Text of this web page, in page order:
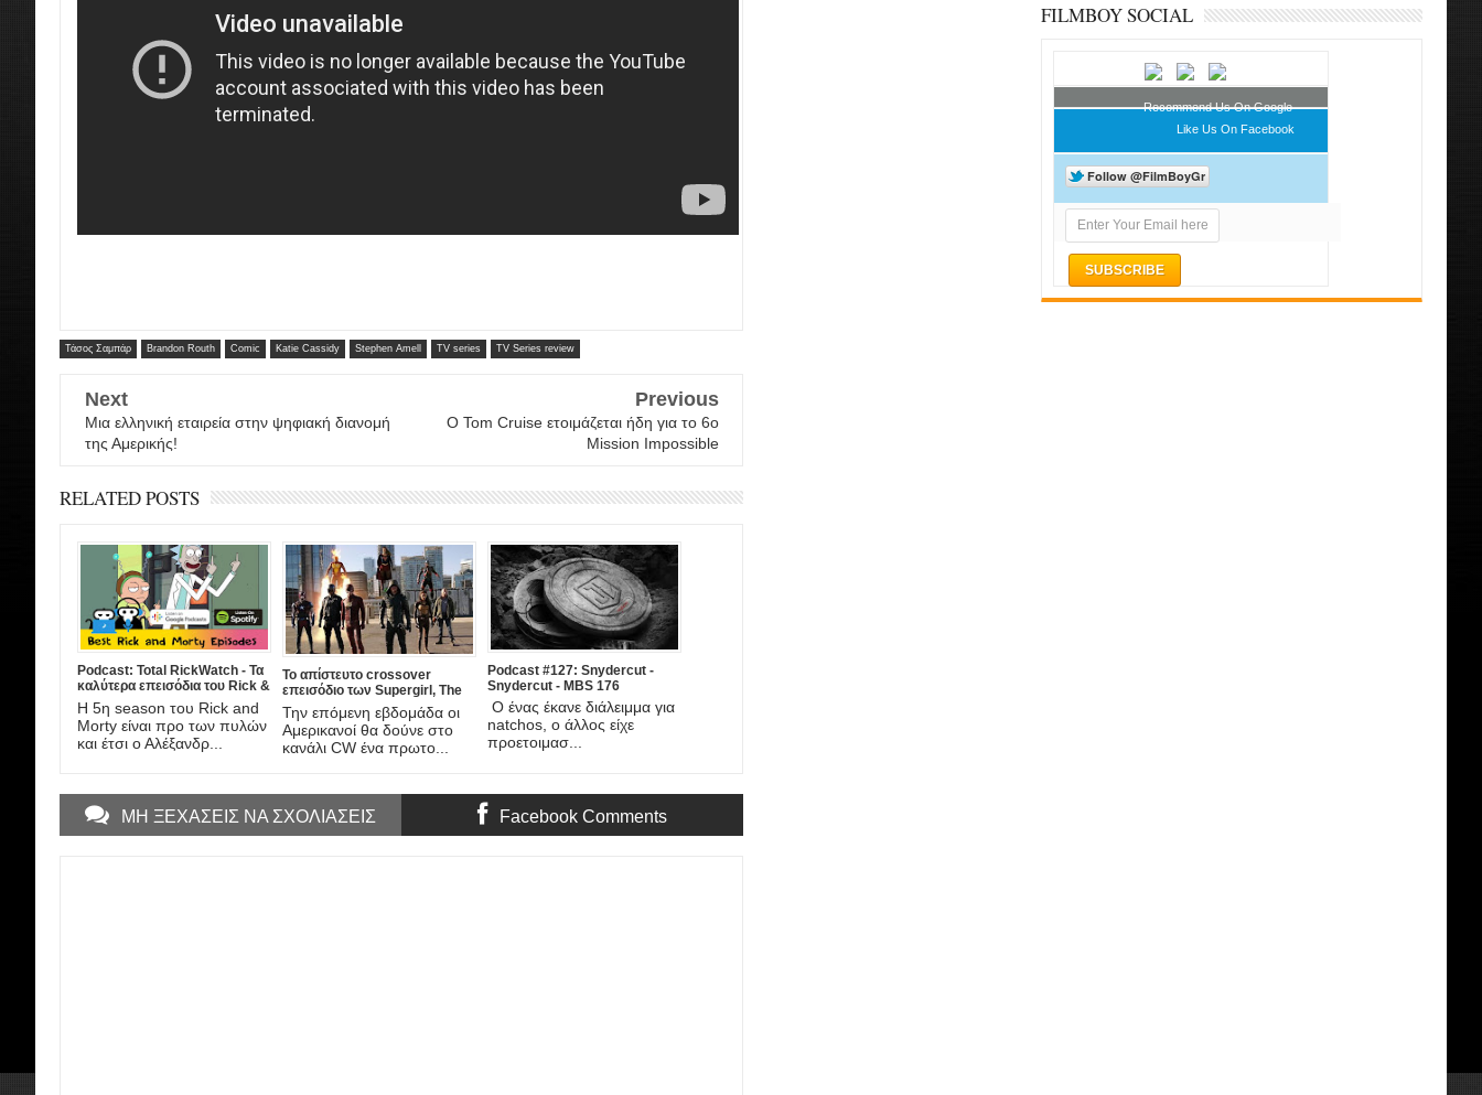
Τάσος Σαμπάρ Brandon Routh Comic Katie Cassidy Stephen Amell TV series TV Series review
Next
Μια ελληνική εταιρεία στην ψηφιακή διανομή
της Αμερικής!
Previous
Ο Tom Cruise ετοιμάζεται ήδη για το 6ο
Mission Impossible
RELATED POSTS
Podcast: Total RickWatch - Τα
καλύτερα επεισόδια του Rick &
Morty
Η 5η season του Rick and
Morty είναι προ των πυλών
και έτσι ο Αλέξανδρ...
Το απίστευτο crossover
επεισόδιο των Supergirl, The
Flash, Arrow και Legends of
Tomorrow (trailer)!
Την επόμενη εβδομάδα οι
Αμερικανοί θα δούνε στο
κανάλι CW ένα πρωτο...
Podcast #127: Snydercut -
Snydercut - MBS 176
Ο ένας έκανε διάλειμμα για
natchos, ο άλλος είχε
προετοιμασ...
ΜΗ ΞΕΧΑΣΕΙΣ ΝΑ ΣΧΟΛΙΑΣΕΙΣ Facebook Comments
FILMBOY SOCIAL
Recommend Us On Google
Like Us On Facebook